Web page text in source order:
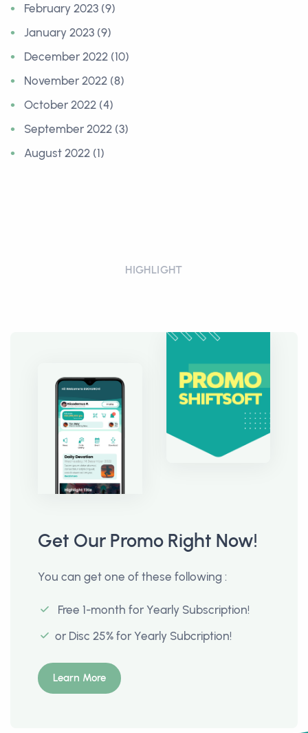
February 2023 (9)
January 2023 (9)
December 2022 (10)
November 2022 (8)
October 2022 (4)
September 2022 (3)
August 2022 (1)
HIGHLIGHT
Get Our Promo Right Now!
You can get one of these following :
Free 1-month for Yearly Subscription!
or Disc 25% for Yearly Subcription!
Learn More